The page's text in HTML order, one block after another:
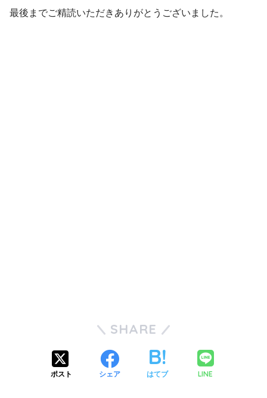
最後までご精読いただきありがとうございました。
SHARE
ポスト シェア はてブ LINE